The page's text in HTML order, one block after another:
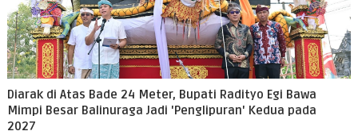
Diarak di Atas Bade 24 Meter, Bupati Radityo Egi Bawa
Mimpi Besar Balinuraga Jadi 'Penglipuran' Kedua pada
2027